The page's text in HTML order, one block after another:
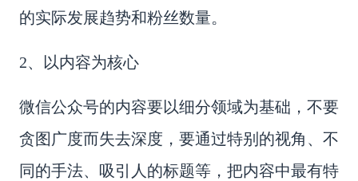
的实际发展趋势和粉丝数量。
2、以内容为核心
微信公众号的内容要以细分领域为基础，不要
贪图广度而失去深度，要通过特别的视角、不
同的手法、吸引人的标题等，把内容中最有特